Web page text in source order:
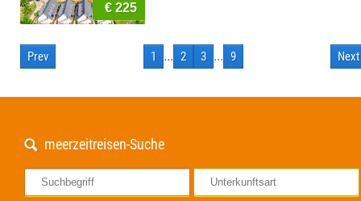
€ 225
Prev 1 ... 2 3 ... 9 Next
meerzeitreisen-Suche